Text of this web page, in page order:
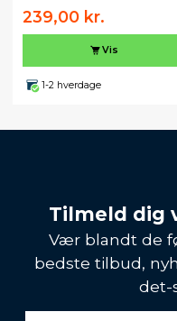
239,00 kr.
Vis
1-2 hverdage
Tilmeld dig
Vær blandt de
bedste tilbud,
det-